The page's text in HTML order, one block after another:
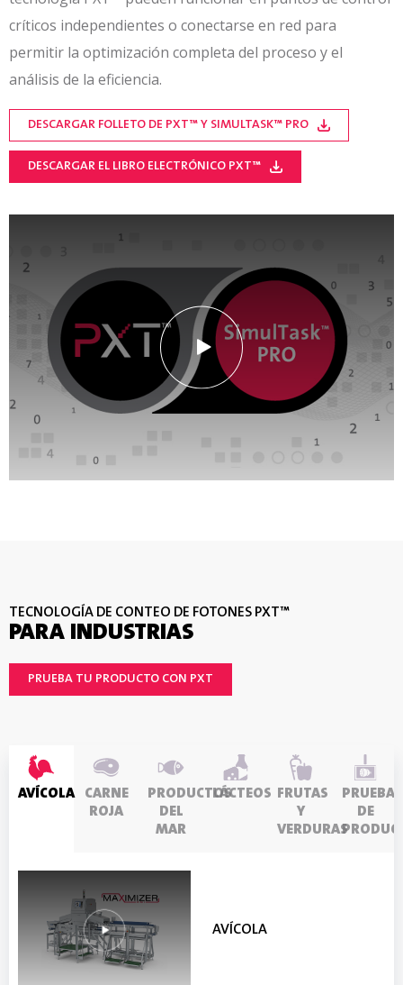
críticos independientes o conectarse en red para
permitir la optimización completa del proceso y el
análisis de la eficiencia.
DESCARGAR FOLLETO DE PXT™ Y SIMULTASK™ PRO
DESCARGAR EL LIBRO ELECTRÓNICO PXT™
TECNOLOGÍA DE CONTEO DE FOTONES PXT™
PARA INDUSTRIAS
PRUEBA TU PRODUCTO CON PXT
AVÍCOLA
CARNE
ROJA
PRODUCTOS
DEL
MAR
LÁCTEOS
FRUTAS
Y
VERDURAS
PRUEBAS
DE
AVÍCOLA
CARNE ROJA
PRODUCTOS DEL MAR
LÁCTEOS
FRUTAS Y VERDURAS
PRUEBAS DE PRODUCTOS